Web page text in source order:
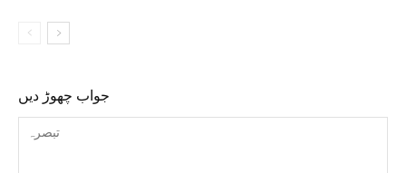
جواب چھوڑ دیں